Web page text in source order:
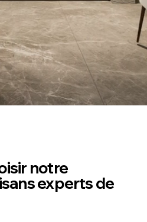
notre
experts de